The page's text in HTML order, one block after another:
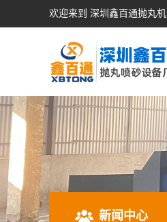
欢迎来到 深圳鑫百通抛丸
新闻中心